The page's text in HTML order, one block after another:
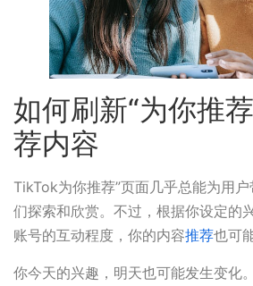
如何刷新“为你推
荐内容
TikTok为你推荐”页面几乎总能为用
们探索和欣赏。不过，根据你设定的
账号的互动程度，你的内容推荐也可
你今天的兴趣，明天也可能发生变化